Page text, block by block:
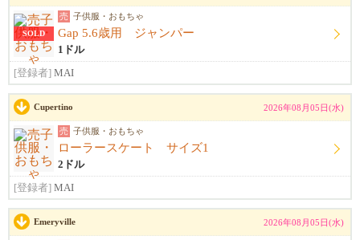
SOLD
売 子供服・おもちゃ
Gap 5.6歳用 ジャンパー
1ドル
[登録者] MAI
Cupertino 2026年08月05日(水)
売 子供服・おもちゃ
ローラースケート サイズ1
2ドル
[登録者] MAI
Emeryville 2026年08月05日(水)